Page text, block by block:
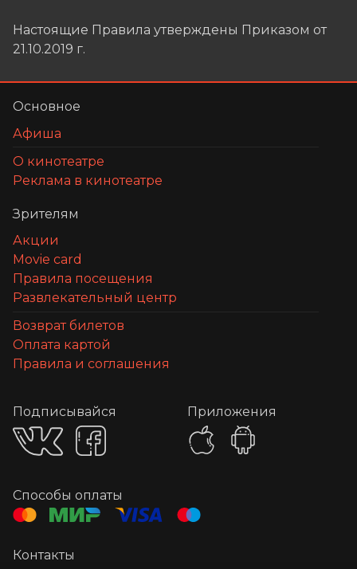
Настоящие Правила утверждены Приказом от
21.10.2019 г.
Основное
Афиша
О кинотеатре
Реклама в кинотеатре
Зрителям
Акции
Movie card
Правила посещения
Развлекательный центр
Возврат билетов
Оплата картой
Правила и соглашения
Подписывайся Приложения
Способы оплаты
Контакты